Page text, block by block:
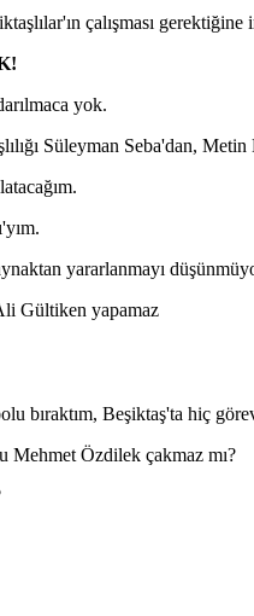
çalışması
yok.
Süleyman Seba'dan,
yararlanmayı
Gültiken yapamaz
bıraktım, Beşiktaş'ta hiç
Mehmet Özdilek çakmaz mı?